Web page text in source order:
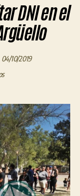
DNI en el
04/10/2019
en
tramitar
DNI
en
el
Club
Nueva
Villa
Argüello